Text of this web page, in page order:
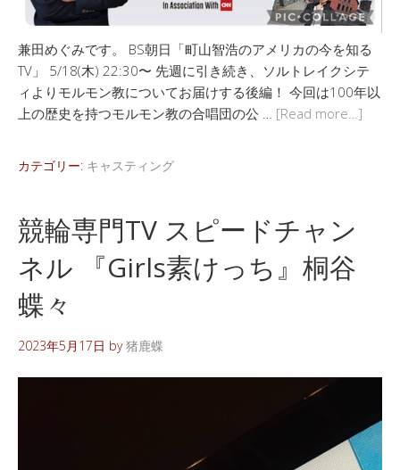
兼田めぐみです。 BS朝日「町山智浩のアメリカの今を知る
TV」 5/18(木) 22:30〜 先週に引き続き、ソルトレイクシテ
ィよりモルモン教についてお届けする後編！ 今回は100年以
上の歴史を持つモルモン教の合唱団の公 … [Read more…]
カテゴリー: キャスティング
競輪専門TV スピードチャン
ネル 『Girls素けっち』桐谷
蝶々
2023年5月17日 by猪鹿蝶